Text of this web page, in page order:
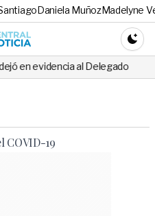
Daniela MuñozMadelyne
Central
al Delegado Escándalo
COVID-19